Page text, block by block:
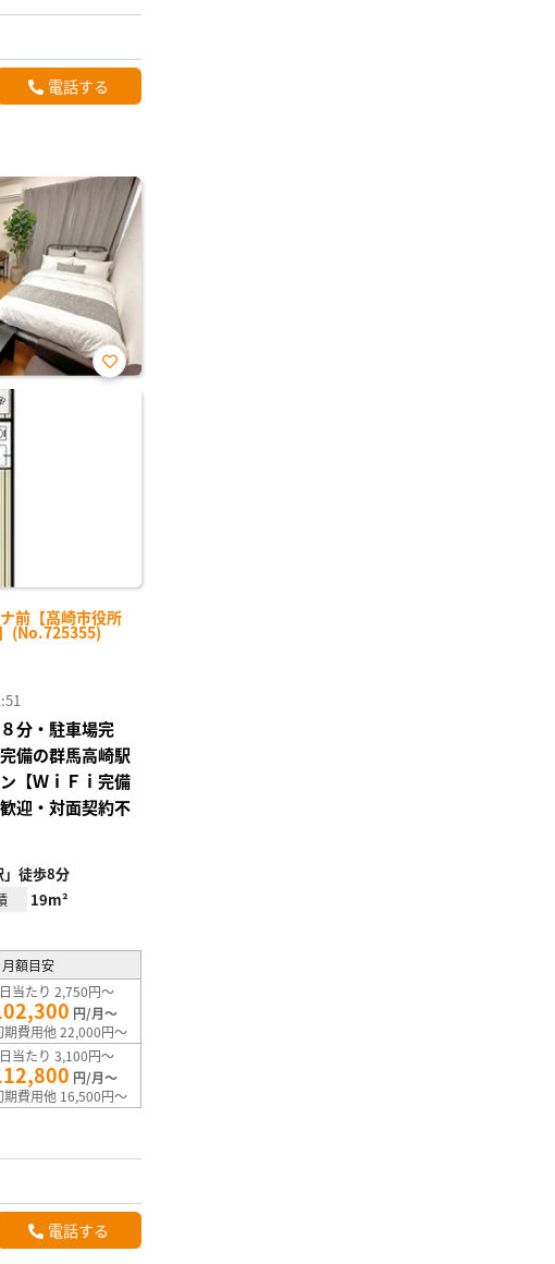
電話する
前【高崎市役所
(No.725355)
お気
分・駐車場完
備の群馬高崎駅
【ＷｉＦｉ完備
迎・対面契約不
」徒歩8分
19m²
月額目安
当たり 2,750円～
円/月～
期費用他 22,000円～
当たり 3,100円～
円/月～
期費用他 16,500円～
電話する